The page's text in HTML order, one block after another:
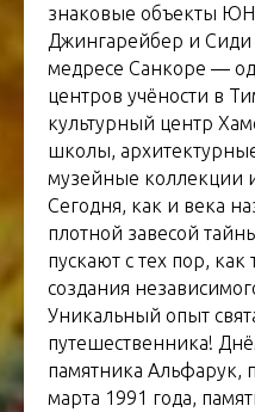
знаковые объекты
Джингарейбер и Сиди
медресе Санкоре —
центров учёности в
культурный центр
школы,
музейные коллекции
Сегодня, как и века
плотной завесой
пускают с тех пор, как
создания
Уникальный опыт
путешественника!
памятника Альфарук,
марта 1991 года,